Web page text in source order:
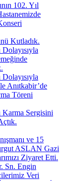
102. Yıl
Kutladık.
Anıtkabir’de
Töreni
Sergisini
ve 15
ASLAN Gazi
Ziyaret Etti.
Sn. Engin
Veri